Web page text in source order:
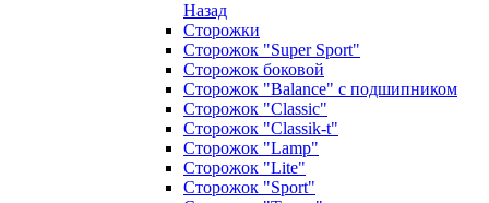
Назад
Сторожки
Сторожок "Super Sport"
Сторожок боковой
Сторожок "Balance" с подшипником
Сторожок "Classic"
Сторожок "Classik-t"
Сторожок "Lamp"
Сторожок "Lite"
Сторожок "Sport"